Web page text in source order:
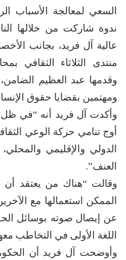
السعي لمعالجة الأسباب
ندوة شاركت من خلالها
عالية آل فريد، بجانب
منتدى الثلاثاء الثقافي
وقدمها عبد العظيم
ومهتمين بقضايا حقوق
وأكدت آل فريد أنه “في ظل
أوج تنامي حركة الوعي
الدولي والإقليمي
العنف”.
وقالت “هناك من يعتقد أن
الممكن استعمالها مع
عن إيصال صوته بوسائل
اللغة الأولى في التخاطب
وأوضحت آل فريد أن